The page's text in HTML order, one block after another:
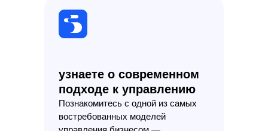
узнаете о современном
подходе к управлению
Познакомитесь с одной из самых
востребованных моделей